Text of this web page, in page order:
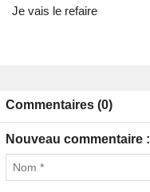
Je vais le refaire
Commentaires (0)
Nouveau commentaire :